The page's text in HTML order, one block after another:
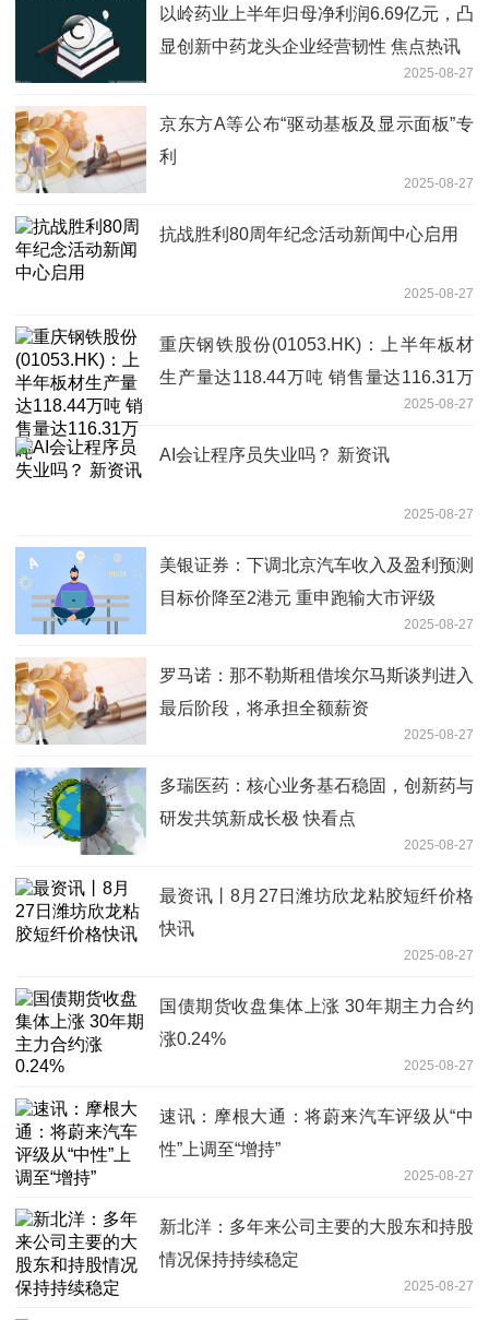
以岭药业上半年归母净利润6.69亿元，凸
显创新中药龙头企业经营韧性 焦点热讯
2025-08-27
京东方A等公布“驱动基板及显示面板”专
利
2025-08-27
抗战胜利80周年纪念活动新闻中心启用
2025-08-27
重庆钢铁股份(01053.HK)：上半年板材
生产量达118.44万吨 销售量达116.31万
2025-08-27
AI会让程序员失业吗？ 新资讯
2025-08-27
美银证券：下调北京汽车收入及盈利预测
目标价降至2港元 重申跑输大市评级
2025-08-27
罗马诺：那不勒斯租借埃尔马斯谈判进入
最后阶段，将承担全额薪资
2025-08-27
多瑞医药：核心业务基石稳固，创新药与
研发共筑新成长极 快看点
2025-08-27
最资讯丨8月27日潍坊欣龙粘胶短纤价格
快讯
2025-08-27
国债期货收盘集体上涨 30年期主力合约
涨0.24%
2025-08-27
速讯：摩根大通：将蔚来汽车评级从“中
性”上调至“增持”
2025-08-27
新北洋：多年来公司主要的大股东和持股
情况保持持续稳定
2025-08-27